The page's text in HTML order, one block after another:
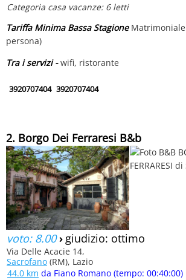
Categoria casa vacanze: 6 letti
Tariffa Minima Bassa StagioneMatrimoniale
persona)
Tra i servizi -wifi, ristorante
3920707404 3920707404
2. Borgo Dei Ferraresi B&b
voto: 8.00› giudizio: ottimo
Via Delle Acacie 14,
Sacrofano (RM), Lazio
44.0 km da Fiano Romano (tempo: 00:40:00)